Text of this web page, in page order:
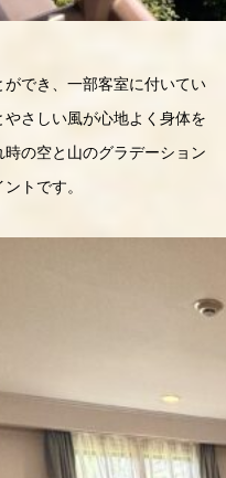
でき、一部客室に付いてい
さしい風が心地よく身体を
の空と山のグラデーション
トです。